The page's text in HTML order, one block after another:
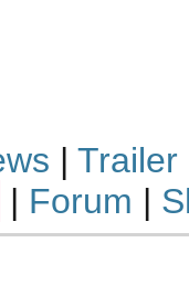
| Trailer
| Forum |